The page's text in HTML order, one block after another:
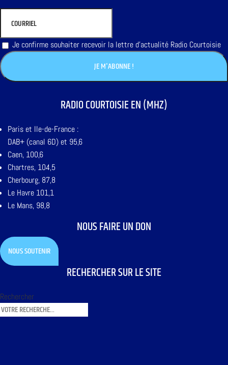
Je confirme souhaiter recevoir la lettre d'actualité Radio Courtoisie
RADIO COURTOISIE EN (MHZ)
Paris et Ile-de-France :
DAB+ (canal 6D) et 95,6
Caen, 100,6
Chartres, 104,5
Cherbourg, 87,8
Le Havre 101,1
Le Mans, 98,8
NOUS FAIRE UN DON
NOUS SOUTENIR
RECHERCHER SUR LE SITE
Rechercher